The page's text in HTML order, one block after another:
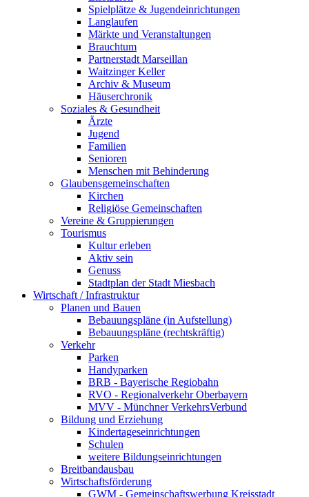
Spielplätze & Jugendeinrichtungen
Langlaufen
Märkte und Veranstaltungen
Brauchtum
Partnerstadt Marseillan
Waitzinger Keller
Archiv & Museum
Häuserchronik
Soziales & Gesundheit
Ärzte
Jugend
Familien
Senioren
Menschen mit Behinderung
Glaubensgemeinschaften
Kirchen
Religiöse Gemeinschaften
Vereine & Gruppierungen
Tourismus
Kultur erleben
Aktiv sein
Genuss
Stadtplan der Stadt Miesbach
Wirtschaft / Infrastruktur
Planen und Bauen
Bebauungspläne (in Aufstellung)
Bebauungspläne (rechtskräftig)
Verkehr
Parken
Handyparken
BRB - Bayerische Regiobahn
RVO - Regionalverkehr Oberbayern
MVV - Münchner VerkehrsVerbund
Bildung und Erziehung
Kindertageseinrichtungen
Schulen
weitere Bildungseinrichtungen
Breitbandausbau
Wirtschaftsförderung
GWM - Gemeinschaftswerbung Kreisstadt